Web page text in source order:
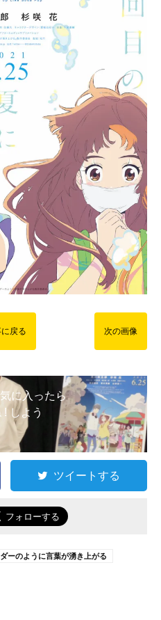
戻る 次の画像
に入ったら
! しよう
ツイートする
ーのように言葉が湧き上がる